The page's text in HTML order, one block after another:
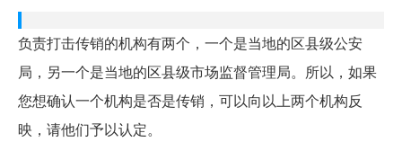
负责打击传销的机构有两个，一个是当地的区县级公安
局，另一个是当地的区县级市场监督管理局。所以，如果
您想确认一个机构是否是传销，可以向以上两个机构反
映，请他们予以认定。